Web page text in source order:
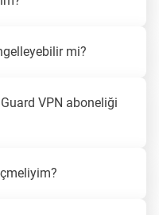
mi?
VPN aboneliği